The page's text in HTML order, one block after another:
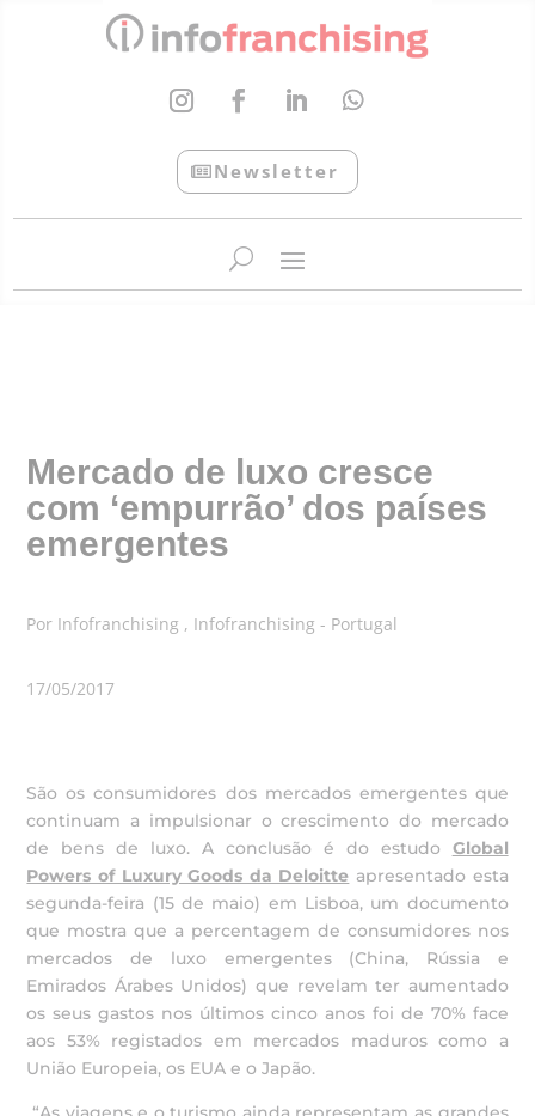
Newsletter
Mercado de luxo cresce
com ‘empurrão’ dos países
emergentes
Por Infofranchising , Infofranchising - Portugal
17/05/2017
São os consumidores dos mercados emergentes que
continuam a impulsionar o crescimento do mercado
de bens de luxo. A conclusão é do estudo Global
Powers of Luxury Goods da Deloitte apresentado esta
segunda-feira (15 de maio) em Lisboa, um documento
que mostra que a percentagem de consumidores nos
mercados de luxo emergentes (China, Rússia e
Emirados Árabes Unidos) que revelam ter aumentado
os seus gastos nos últimos cinco anos foi de 70% face
aos 53% registados em mercados maduros como a
União Europeia, os EUA e o Japão.